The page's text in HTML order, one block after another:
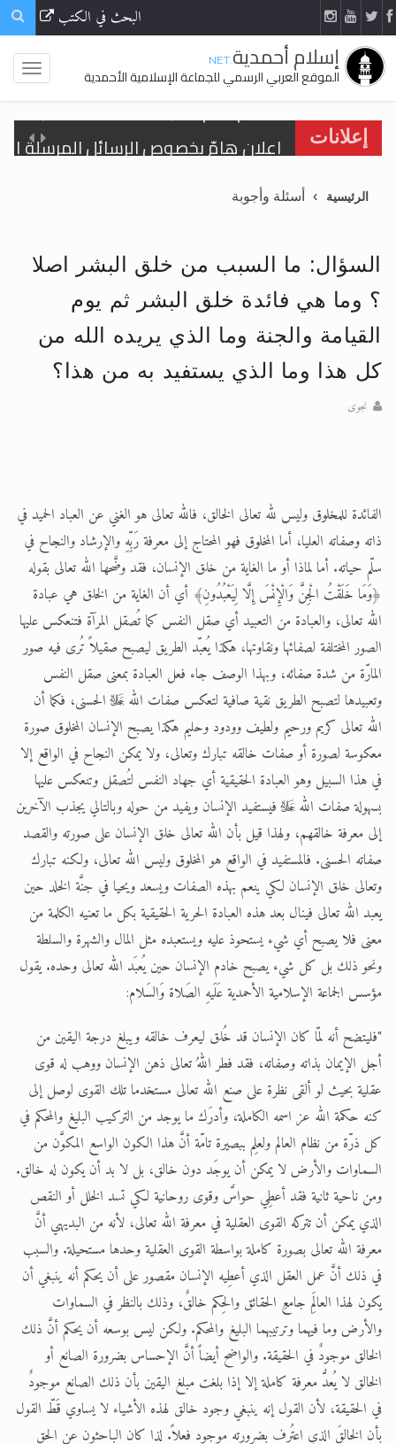
البحث في الكتب
إسلام أحمدية.NET
الموقع العربي الرسمي للجماعة الإسلامية الأحمدية
إعلانات
اقرأ هذا الكتاب وتعرّف على حقيقة
الحجّ.. دلالات، حِكم، وأهداف >> المزيد
اقرأ هذا المقال في أهمية عيد
اقرأ هذا المقال في أهمية عيد
الرئيسية أسئلة وأجوبة
السؤال: ما السبب من خلق البشر اصلا
؟ وما هي فائدة خلق البشر ثم يوم
القيامة والجنة وما الذي يريده الله من
كل هذا وما الذي يستفيد به من هذا؟
نجوى
الفائدة للمخلوق وليس لله تعالى الخالق، فالله تعالى هو الغني عن العباد الحميد في
ذاته وصفاته العليا، أما المخلوق فهو المحتاج إلى معرفة رَبِّهِ والإرشاد والنجاح في
سلّم حياته. أما لماذا أو ما الغاية من خلق الإنسان، فقد وضَّحها الله تعالى بقوله
﴿وَمَا خَلَقْتُ الْجِنَّ وَالْإِنْسَ إِلَّا لِيَعْبُدُونِ﴾ أي أن الغاية من الخلق هي عبادة
الله تعالى، والعبادة من التعبيد أي صقل النفس كما تُصقل المرآة فتنعكس عليها
الصور المختلفة لصفائها ونقاوتها، هكذا يُعبّد الطريق ليصبح صقيلاً تُرى فيه صور
المارّة من شدة صفائه، وبهذا الوصف جاء فعل العبادة بمعنى صقل النفس
وتعبيدها لتصبح الطريق نقية صافية لتعكس صفات الله ﷻ الحسنى، فكما أن
الله تعالى كريم ورحيم ولطيف وودود وحليم هكذا يصبح الإنسان المخلوق صورة
معكوسة لصورة أو صفات خالقه تبارك وتعالى، ولا يمكن النجاح في الواقع إلا
في هذا السبيل وهو العبادة الحقيقية أي جهاد النفس لتُصقل وتنعكس عليها
بسهولة صفات الله ﷻ فيستفيد الإنسان ويفيد من حوله وبالتالي يجذب الآخرين
إلى معرفة خالقهم، ولهذا قيل بأن الله تعالى خلق الإنسان على صورته والقصد
صفاته الحسنى. فالمستفيد في الواقع هو المخلوق وليس الله تعالى، ولكنه تبارك
وتعالى خلق الإنسان لكي ينعم بهذه الصفات ويسعد ويحيا في جنَّة الخلد حين
يعبد الله تعالى فينال بعد هذه العبادة الحرية الحقيقية بكل ما تعنيه الكلمة من
معنى فلا يصبح أي شيء يستحوذ عليه ويستعبده مثل المال والشهرة والسلطة
ونحو ذلك بل كل شيء يصبح خادم الإنسان حين يُعبَد الله تعالى وحده. يقول
مؤسس الجماعة الإسلامية الأحمدية عَلَيهِ الصَلاة وَالسَلام:
"فليتضح أنه لمّا كان الإنسان قد خُلق ليعرف خالقه ويبلغ درجة اليقين من
أجل الإيمان بذاته وصفاته، فقد فطر اللهُ تعالى ذهن الإنسان ووهب له قوى
عقلية بحيث لو ألقى نظرة على صنع الله تعالى مستخدما تلك القوى لوصل إلى
كنه حكمة الله عز اسمه الكاملة، وأدرَك ما يوجد من التركيب البليغ والمحكم في
كل ذرّة من نظام العالم ولعلِم ببصيرة تامّة أنَّ هذا الكون الواسع المكوَّن من
السماوات والأرض لا يمكن أن يوجَد دون خالق، بل لا بد أن يكون له خالق.
ومن ناحية ثانية فقد أعطِي حواسَّ وقوى روحانية لكي تسد الخلل أو النقص
الذي يمكن أن تتركه القوى العقلية في معرفة الله تعالى، لأنه من البديهي أنَّ
معرفة الله تعالى بصورة كاملة بواسطة القوى العقلية وحدها مستحيلة. والسبب
في ذلك أنَّ عمل العقل الذي أعطِيه الإنسان مقصور على أن يحكم أنه ينبغي أن
يكون لهذا العالَمِ جامعِ الحقائق والحِكم خالقٌ، وذلك بالنظر في السماوات
والأرض وما فيهما وترتيبهما البليغ والمحكم. ولكن ليس بوسعه أن يحكم أنَّ ذلك
الخالق موجودٌ في الحقيقة. والواضح أيضاً أنَّ الإحساس بضرورة الصانع أو
الخالق لا يُعدُّ معرفة كاملة إلا إذا بلغت مبلغ اليقين بأن ذلك الصانع موجودٌ
في الحقيقة، لأن القول إنه ينبغي وجود خالق لهذه الأشياء لا يساوي قَطّ القول
بأن الخالقَ الذي اعتُرف بضرورته موجود فعلاً. لذا كان الباحثون عن الحق